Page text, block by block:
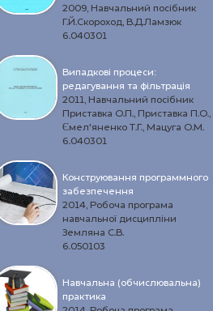
2009, Навчальний посібник
Г.Й.Скороход, В.Д.Ламзюк
6.040301
Випадкові процеси:
редагування та фільтрація
2011, Навчальний посібник
Приставка О.П., Приставка П.О.,
Ємел’яненко Т.Г., Мацуга О.М.
6.040301
Конструювання программного
забезпечення
2014, Робоча програма
навчальної дисципліни
Земляна С.В.
6.050103
Навчальна (обчислювальна)
практика